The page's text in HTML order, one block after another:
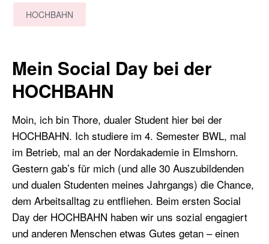
HOCHBAHN
Mein Social Day bei der
HOCHBAHN
Moin, ich bin Thore, dualer Student hier bei der
HOCHBAHN. Ich studiere im 4. Semester BWL, mal
im Betrieb, mal an der Nordakademie in Elmshorn.
Gestern gab’s für mich (und alle 30 Auszubildenden
und dualen Studenten meines Jahrgangs) die Chance,
dem Arbeitsalltag zu entfliehen. Beim ersten Social
Day der HOCHBAHN haben wir uns sozial engagiert
und anderen Menschen etwas Gutes getan – einen